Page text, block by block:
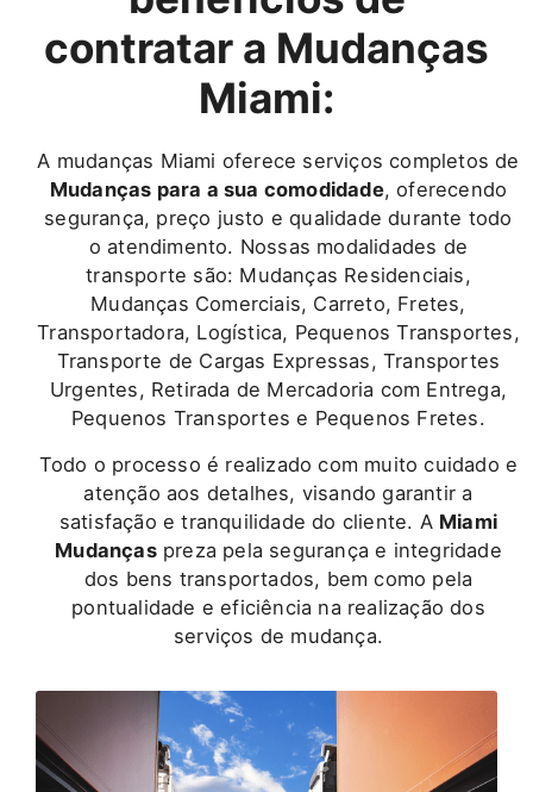
contratar a Mudanças
Miami:
A mudanças Miami oferece serviços completos de
Mudanças para a sua comodidade, oferecendo
segurança, preço justo e qualidade durante todo
o atendimento. Nossas modalidades de
transporte são: Mudanças Residenciais,
Mudanças Comerciais, Carreto, Fretes,
Transportadora, Logística, Pequenos Transportes,
Transporte de Cargas Expressas, Transportes
Urgentes, Retirada de Mercadoria com Entrega,
Pequenos Transportes e Pequenos Fretes.
Todo o processo é realizado com muito cuidado e
atenção aos detalhes, visando garantir a
satisfação e tranquilidade do cliente. A Miami
Mudançaspreza pela segurança e integridade
dos bens transportados, bem como pela
pontualidade e eficiência na realização dos
serviços de mudança.